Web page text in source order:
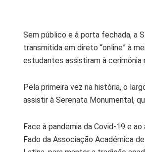
Sem público e à porta fechada, a
transmitida em direto “online” à
estudantes assistiram à
Pela primeira vez na história, o
assistir à Serenata Monumental,
Face à pandemia da Covid-19 e
Fado da Associação Académica